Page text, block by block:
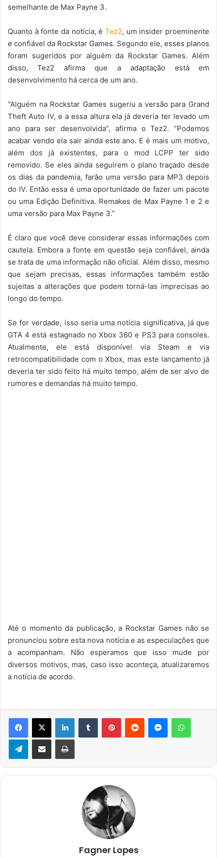
semelhante de Max Payne 3.
Quanto à fonte da notícia, é Tez2, um insider proeminente
e confiável da Rockstar Games. Segundo ele, esses planos
foram sugeridos por alguém da Rockstar Games. Além
disso, Tez2 afirma que a adaptação está em
desenvolvimento há cerca de um ano.
“Alguém na Rockstar Games sugeriu a versão para Grand
Theft Auto IV, e a essa altura ela já deveria ter levado um
ano para ser desenvolvida”, afirma o Tez2. “Podemos
acabar vendo ela sair ainda este ano. E é mais um motivo,
além dos já existentes, para o mod LCPP ter sido
removido. Se eles ainda seguirem o plano traçado desde
os dias da pandemia, farão uma versão para MP3 depois
do IV. Então essa é uma oportunidade de fazer um pacote
ou uma Edição Definitiva. Remakes de Max Payne 1 e 2 e
uma versão para Max Payne 3.”
É claro que você deve considerar essas informações com
cautela. Embora a fonte em questão seja confiável, ainda
se trata de uma informação não oficial. Além disso, mesmo
que sejam precisas, essas informações também estão
sujeitas a alterações que podem torná-las imprecisas ao
longo do tempo.
Se for verdade, isso seria uma notícia significativa, já que
GTA 4 está estagnado no Xbox 360 e PS3 para consoles.
Atualmente, ele está disponível via Steam e via
retrocompatibilidade com o Xbox, mas este lançamento já
deveria ter sido feito há muito tempo, além de ser alvo de
rumores e demandas há muito tempo.
Até o momento da publicação, a Rockstar Games não se
pronunciou sobre esta nova notícia e as especulações que
a acompanham. Não esperamos que isso mude por
diversos motivos, mas, caso isso aconteça, atualizaremos
a notícia de acordo.
Facebook
X LinkedinTumblr PinterestReddit Messenger
TelegramCompartilhar via e-mail Imprimir
Fagner Lopes